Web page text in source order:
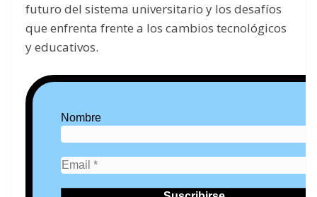
futuro del sistema universitario y los desafíos
que enfrenta frente a los cambios tecnológicos
y educativos.
Nombre